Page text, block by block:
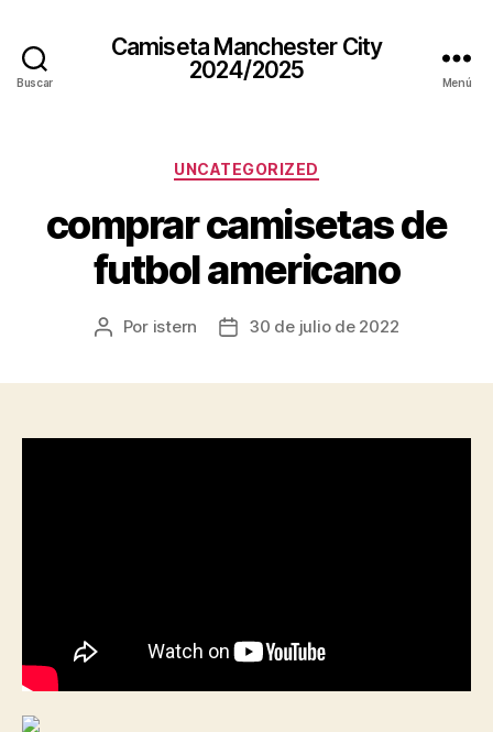
Buscar
Camiseta Manchester City
2024/2025
Menú
Categorías
UNCATEGORIZED
comprar camisetas de
futbol americano
Autor
Por istern
Fecha30 de julio de 2022